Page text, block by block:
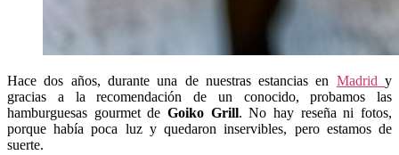
Hace dos años, durante una de nuestras estancias en Madridy
gracias a la recomendación de un conocido, probamos las
hamburguesas gourmet de Goiko Grill. No hay reseña ni fotos,
porque había poca luz y quedaron inservibles, pero estamos de
suerte.